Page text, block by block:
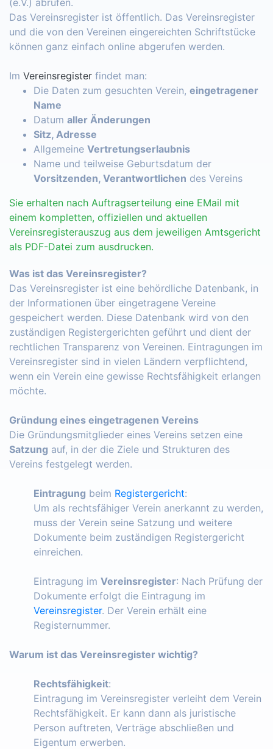
Das Vereinsregister ist öffentlich. Das Vereinsregister
und die von den Vereinen eingereichten Schriftstücke
können ganz einfach online abgerufen werden.
Im Vereinsregister findet man:
Die Daten zum gesuchten Verein, eingetragener
Name
Datum aller Änderungen
Sitz, Adresse
Allgemeine Vertretungserlaubnis
Name und teilweise Geburtsdatum der
Vorsitzenden, Verantwortlichen des Vereins
Sie erhalten nach Auftragserteilung eine EMail mit
einem kompletten, offiziellen und aktuellen
Vereinsregisterauszug aus dem jeweiligen Amtsgericht
als PDF-Datei zum ausdrucken.
Was ist das Vereinsregister?
Das Vereinsregister ist eine behördliche Datenbank, in
der Informationen über eingetragene Vereine
gespeichert werden. Diese Datenbank wird von den
zuständigen Registergerichten geführt und dient der
rechtlichen Transparenz von Vereinen. Eintragungen im
Vereinsregister sind in vielen Ländern verpflichtend,
wenn ein Verein eine gewisse Rechtsfähigkeit erlangen
möchte.
Gründung eines eingetragenen Vereins
Die Gründungsmitglieder eines Vereins setzen eine
Satzung auf, in der die Ziele und Strukturen des
Vereins festgelegt werden.
Eintragung beim Registergericht:
Um als rechtsfähiger Verein anerkannt zu werden,
muss der Verein seine Satzung und weitere
Dokumente beim zuständigen Registergericht
einreichen.
Eintragung im Vereinsregister: Nach Prüfung der
Dokumente erfolgt die Eintragung im
Vereinsregister. Der Verein erhält eine
Registernummer.
Warum ist das Vereinsregister wichtig?
Rechtsfähigkeit:
Eintragung im Vereinsregister verleiht dem Verein
Rechtsfähigkeit. Er kann dann als juristische
Person auftreten, Verträge abschließen und
Eigentum erwerben.